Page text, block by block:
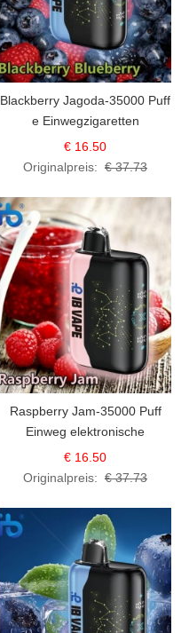
Blackberry Jagoda-35000 Puff
e Einwegzigaretten
€ 16.50
Originalpreis: € 37.73
Raspberry Jam-35000 Puff
Einweg elektronische
Zigarette (Ibvape Bar)
€ 16.50
Originalpreis: € 37.73